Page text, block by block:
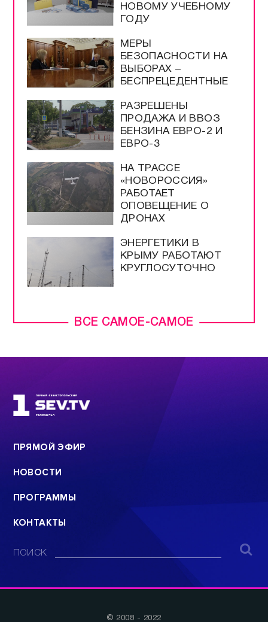
ВСЕ САМОЕ-САМОЕ
НОВОМУ УЧЕБНОМУ
ГОДУ
МЕРЫ
БЕЗОПАСНОСТИ НА
ВЫБОРАХ –
БЕСПРЕЦЕДЕНТНЫЕ
РАЗРЕШЕНЫ
ПРОДАЖА И ВВОЗ
БЕНЗИНА ЕВРО-2 И
ЕВРО-3
НА ТРАССЕ
«НОВОРОССИЯ»
РАБОТАЕТ
ОПОВЕЩЕНИЕ О
ДРОНАХ
ЭНЕРГЕТИКИ В
КРЫМУ РАБОТАЮТ
КРУГЛОСУТОЧНО
ПРЯМОЙ ЭФИР
НОВОСТИ
ПРОГРАММЫ
КОНТАКТЫ
ПОИСК
© 2008 - 2022